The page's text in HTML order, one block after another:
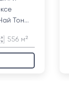
Тон...
556 м²